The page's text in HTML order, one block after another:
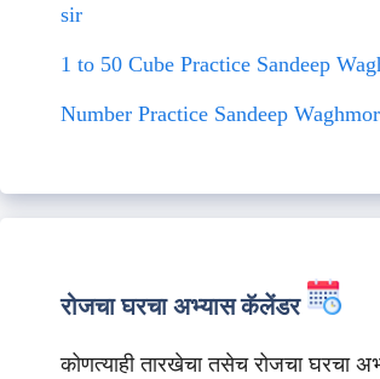
sir
1 to 50 Cube Practice Sandeep
Number Practice Sandeep
रोजचा घरचा अभ्यास कॅलेंडर
कोणत्याही तारखेचा तसेच रोजचा घरचा